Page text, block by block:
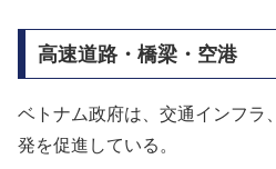
高速道路・橋梁・空港
ベトナム政府は、交通インフラ
発を促進している。